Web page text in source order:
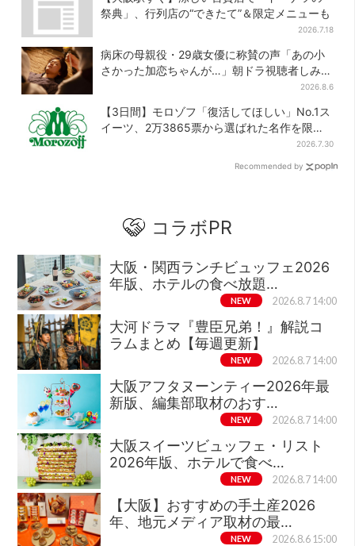
祭典」、行列店の“できたて”＆限定メニューも
2026.7.18
病床の母親役・29歳女優に称賛の声「あの小
さかった加恋ちゃんが…」朝ドラ視聴者しみじ
2026.8.6
【3日間】モロゾフ「復活してほしい」No.1ス
イーツ、2万3865票から選ばれた名作を限定
2026.7.30
Recommended by
コラボPR
大阪・関西ランチビュッフェ2026
年版、ホテルの食べ放題…
NEW 2026.8.7 14:00
大河ドラマ『豊臣兄弟！』解説コ
ラムまとめ【毎週更新】
NEW 2026.8.7 14:00
大阪アフタヌーンティー2026年最
新版、編集部取材のおす…
NEW 2026.8.7 14:00
大阪スイーツビュッフェ・リスト
2026年版、ホテルで食べ…
NEW 2026.8.7 14:00
【大阪】おすすめの手土産2026
年、地元メディア取材の最…
NEW 2026.8.6 15:00